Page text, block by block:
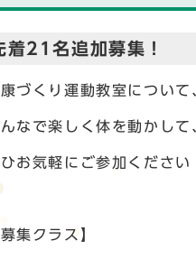
着21名追加募集！
づくり運動教室について
なで楽しく体を動かし
お気軽にご参加ください
募集クラス】